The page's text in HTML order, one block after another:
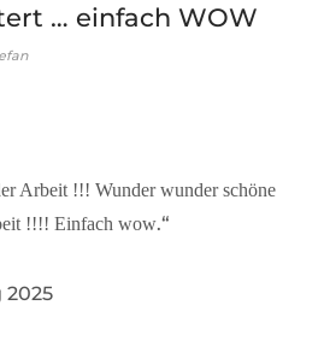
… einfach WOW
Arbeit !!! Wunder wunder schöne
!!!! Einfach wow.“